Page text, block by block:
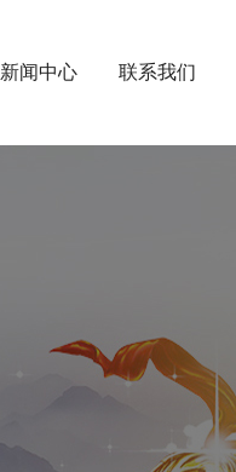
新闻中心 联系我们